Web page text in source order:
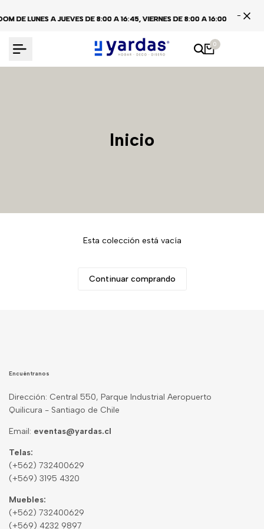
al DE LUNES A JUEVES DE 8:00 A 16:45, VIERNES DE 8:00 A 16:00
DE LUNES A JUEVES DE 8:00 A 16:45, VIERNES DE 8:00 A 16:00
DE LUNES A JUEVES DE 8:00 A 16:45, VIERNES DE 8:00 A 16:00
0
Inicio
Esta colección está vacía
Continuar comprando
Encuéntranos
Dirección: Central 550, Parque Industrial Aeropuerto
Quilicura - Santiago de Chile
Email: eventas@yardas.cl
Telas:
(+562) 732400629
(+569) 3195 4320
Muebles:
(+562) 732400629
(+569) 4232 9897